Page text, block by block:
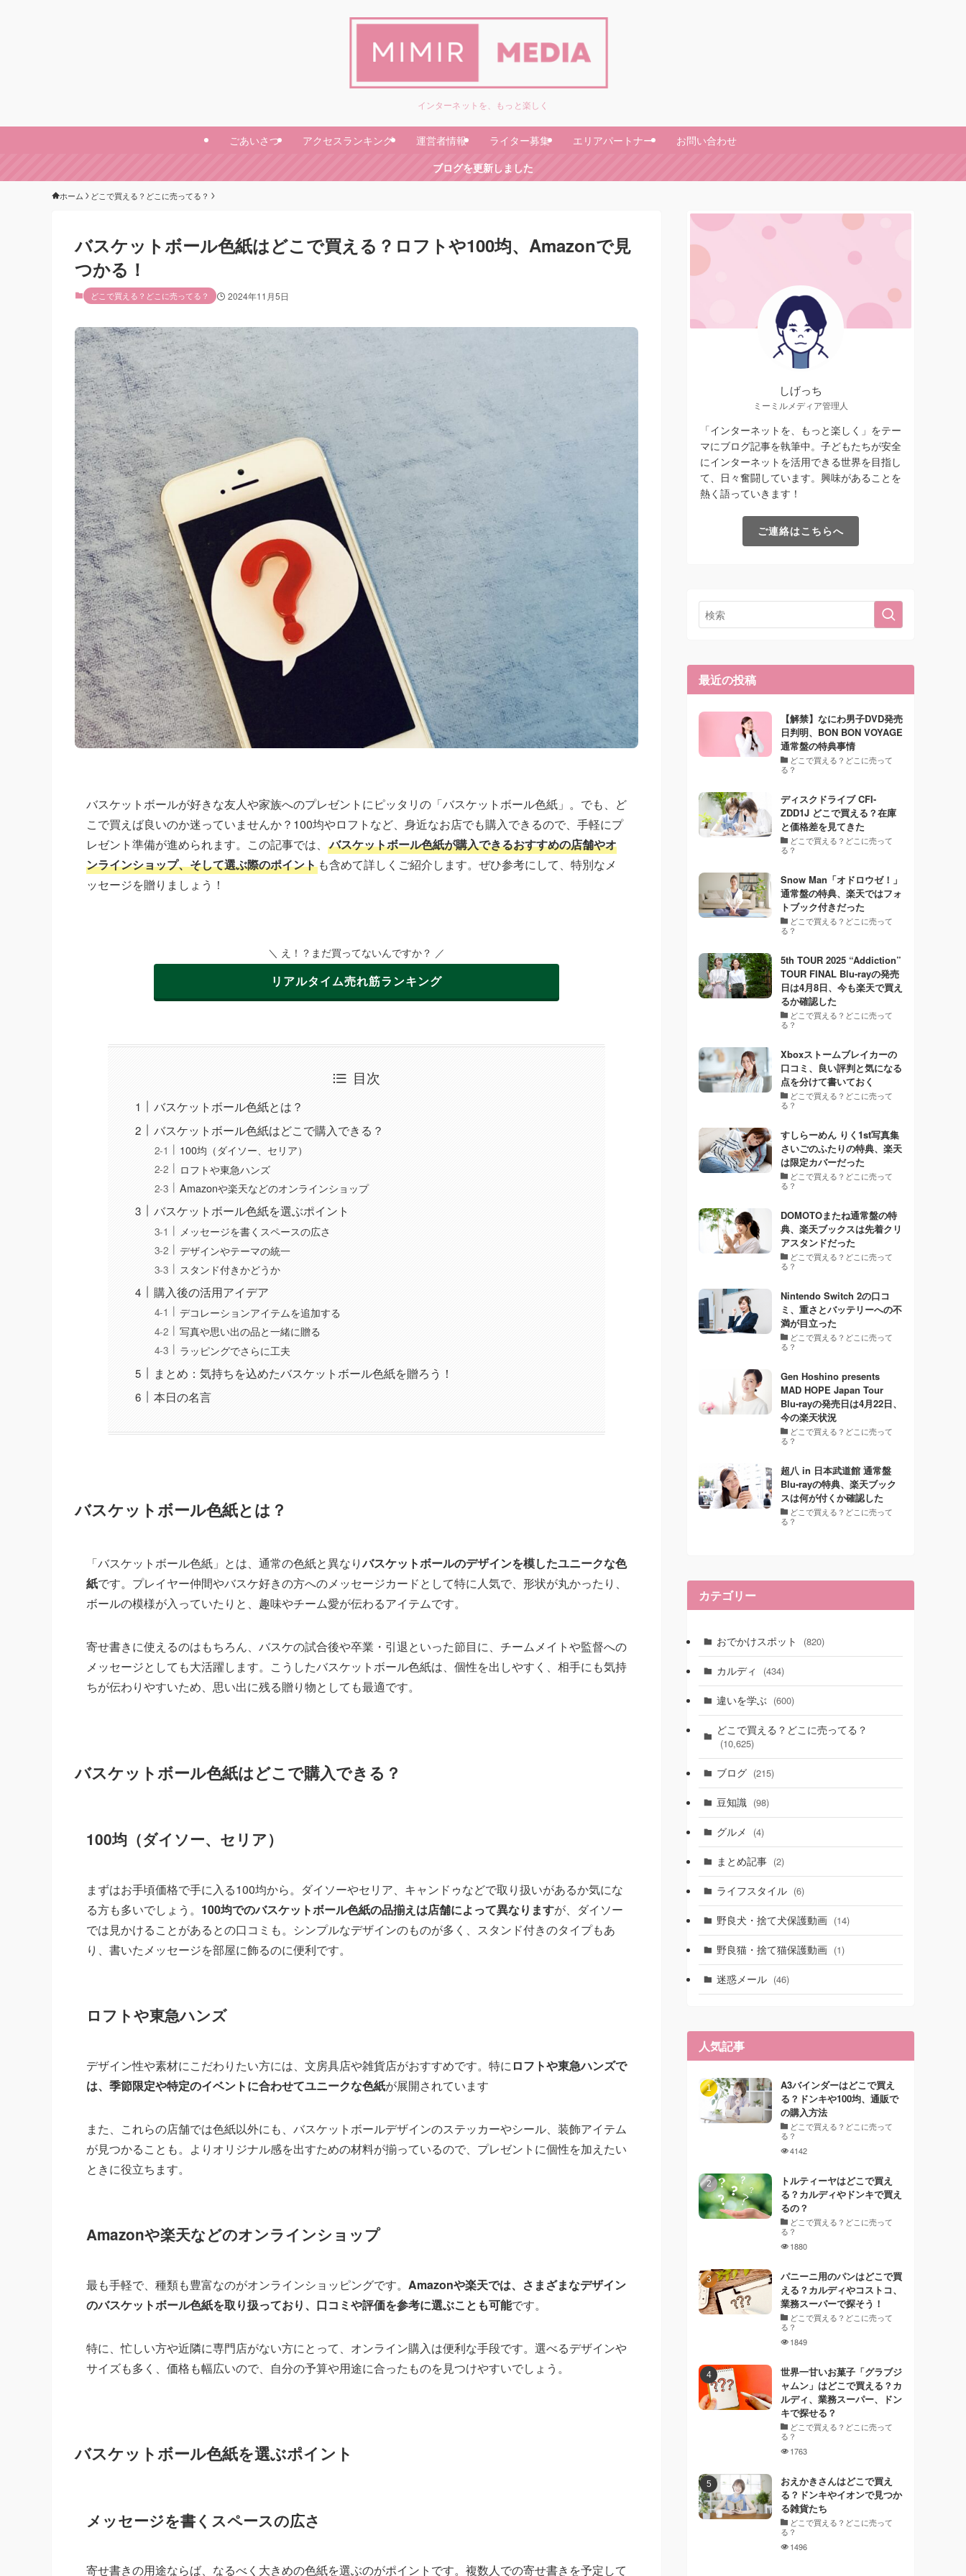
インターネットを、もっと楽しく
ごあいさつ アクセスランキング 運営者情報 ライター募集 エリアパートナー
お問い合わせ
ブログを更新しました
ホーム どこで買える？どこに売ってる？
バスケットボール色紙はどこで買える？ロフトや100均、Amazonで見
つかる！
どこで買える？どこに売ってる？ 2024年11月5日
バスケットボールが好きな友人や家族へのプレゼントにピッタリの「バスケットボール色紙」。でも、ど
こで買えば良いのか迷っていませんか？100均やロフトなど、身近なお店でも購入できるので、手軽にプ
レゼント準備が進められます。この記事では、 バスケットボール色紙が購入できるおすすめの店舗やオ
ンラインショップ、そして選ぶ際のポイント も含めて詳しくご紹介します。ぜひ参考にして、特別なメ
ッセージを贈りましょう！
＼ え！？まだ買ってないんですか？ ／
リアルタイム売れ筋ランキング
目次
バスケットボール色紙とは？
バスケットボール色紙はどこで購入できる？
100均（ダイソー、セリア）
ロフトや東急ハンズ
Amazonや楽天などのオンラインショップ
バスケットボール色紙を選ぶポイント
メッセージを書くスペースの広さ
デザインやテーマの統一
スタンド付きかどうか
購入後の活用アイデア
デコレーションアイテムを追加する
写真や思い出の品と一緒に贈る
ラッピングでさらに工夫
まとめ：気持ちを込めたバスケットボール色紙を贈ろう！
本日の名言
バスケットボール色紙とは？
「バスケットボール色紙」とは、通常の色紙と異なりバスケットボールのデザインを模したユニークな色
紙です。プレイヤー仲間やバスケ好きの方へのメッセージカードとして特に人気で、形状が丸かったり、
ボールの模様が入っていたりと、趣味やチーム愛が伝わるアイテムです。
寄せ書きに使えるのはもちろん、バスケの試合後や卒業・引退といった節目に、チームメイトや監督への
メッセージとしても大活躍します。こうしたバスケットボール色紙は、個性を出しやすく、相手にも気持
ちが伝わりやすいため、思い出に残る贈り物としても最適です。
バスケットボール色紙はどこで購入できる？
100均（ダイソー、セリア）
まずはお手頃価格で手に入る100均から。ダイソーやセリア、キャンドゥなどで取り扱いがあるか気にな
る方も多いでしょう。 100均でのバスケットボール色紙の品揃えは店舗によって異なりますが、ダイソー
では見かけることがあるとの口コミも。シンプルなデザインのものが多く、スタンド付きのタイプもあ
り、書いたメッセージを部屋に飾るのに便利です。
ロフトや東急ハンズ
デザイン性や素材にこだわりたい方には、文房具店や雑貨店がおすすめです。特にロフトや東急ハンズで
は、季節限定や特定のイベントに合わせてユニークな色紙が展開されています
また、これらの店舗では色紙以外にも、バスケットボールデザインのステッカーやシール、装飾アイテム
が見つかることも。よりオリジナル感を出すための材料が揃っているので、プレゼントに個性を加えたい
ときに役立ちます。
Amazonや楽天などのオンラインショップ
最も手軽で、種類も豊富なのがオンラインショッピングです。 Amazonや楽天では、さまざまなデザイン
のバスケットボール色紙を取り扱っており、口コミや評価を参考に選ぶことも可能です。
特に、忙しい方や近隣に専門店がない方にとって、オンライン購入は便利な手段です。選べるデザインや
サイズも多く、価格も幅広いので、自分の予算や用途に合ったものを見つけやすいでしょう。
バスケットボール色紙を選ぶポイント
メッセージを書くスペースの広さ
寄せ書きの用途ならば、なるべく大きめの色紙を選ぶのがポイントです。複数人での寄せ書きを予定して
しげっち
ミーミルメディア管理人
「インターネットを、もっと楽しく」をテー
マにブログ記事を執筆中。子どもたちが安全
にインターネットを活用できる世界を目指し
て、日々奮闘しています。興味があることを
熱く語っていきます！
ご連絡はこちらへ
最近の投稿
【解禁】なにわ男子DVD発売
日判明、BON BON VOYAGE
通常盤の特典事情
どこで買える？どこに売って
る？
ディスクドライブ CFI-
ZDD1J どこで買える？在庫
と価格差を見てきた
どこで買える？どこに売って
る？
Snow Man「オドロウゼ！」
通常盤の特典、楽天ではフォ
トブック付きだった
どこで買える？どこに売って
る？
5th TOUR 2025 “Addiction”
TOUR FINAL Blu-rayの発売
日は4月8日、今も楽天で買え
るか確認した
どこで買える？どこに売って
る？
Xboxストームブレイカーの
口コミ、良い評判と気になる
点を分けて書いておく
どこで買える？どこに売って
る？
すしらーめん りく1st写真集
さいごのふたりの特典、楽天
は限定カバーだった
どこで買える？どこに売って
る？
DOMOTOまたね通常盤の特
典、楽天ブックスは先着クリ
アスタンドだった
どこで買える？どこに売って
る？
Nintendo Switch 2の口コ
ミ、重さとバッテリーへの不
満が目立った
どこで買える？どこに売って
る？
Gen Hoshino presents
MAD HOPE Japan Tour
Blu-rayの発売日は4月22日、
今の楽天状況
どこで買える？どこに売って
る？
超八 in 日本武道館 通常盤
Blu-rayの特典、楽天ブック
スは何が付くか確認した
どこで買える？どこに売って
る？
カテゴリー
おでかけスポット (820)
カルディ (434)
違いを学ぶ (600)
どこで買える？どこに売ってる？
(10,625)
ブログ (215)
豆知識 (98)
グルメ (4)
まとめ記事 (2)
ライフスタイル (6)
野良犬・捨て犬保護動画 (14)
野良猫・捨て猫保護動画 (1)
迷惑メール (46)
人気記事
A3バインダーはどこで買え
る？ドンキや100均、通販で
の購入方法
どこで買える？どこに売って
る？
4142
トルティーヤはどこで買え
る？カルディやドンキで買え
るの？
どこで買える？どこに売って
る？
1880
パニーニ用のパンはどこで買
える？カルディやコストコ、
業務スーパーで探そう！
どこで買える？どこに売って
る？
1849
世界一甘いお菓子「グラブジ
ャムン」はどこで買える？カ
ルディ、業務スーパー、ドン
キで探せる？
どこで買える？どこに売って
る？
1763
おえかきさんはどこで買え
る？ドンキやイオンで見つか
る雑貨たち
どこで買える？どこに売って
る？
1496